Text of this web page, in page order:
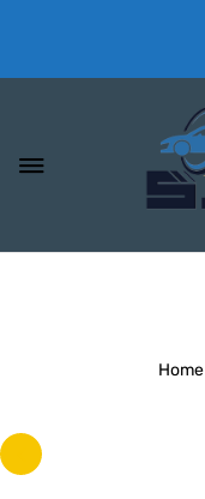
Home